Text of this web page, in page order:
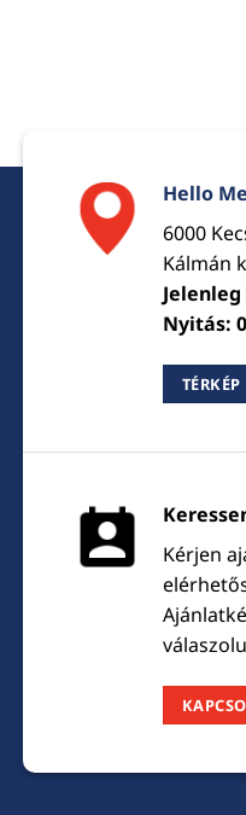
Hello
6000
Kálmán
Nyitás:
TÉRKÉP
Kérjen